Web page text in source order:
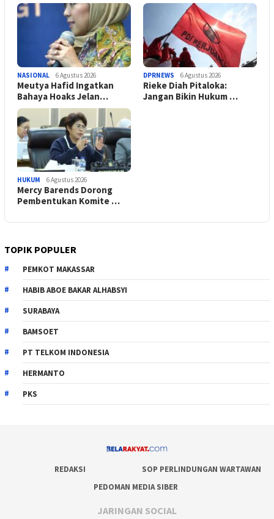
NASIONAL 6 Agustus 2026
Meutya Hafid Ingatkan
Bahaya Hoaks Jelan…
DPRNEWS 6 Agustus 2026
Rieke Diah Pitaloka:
Jangan Bikin Hukum …
HUKUM 6 Agustus 2026
Mercy Barends Dorong
Pembentukan Komite …
TOPIK POPULER
PEMKOT MAKASSAR
HABIB ABOE BAKAR ALHABSYI
SURABAYA
BAMSOET
PT TELKOM INDONESIA
HERMANTO
PKS
REDAKSI
SOP PERLINDUNGAN WARTAWAN
PEDOMAN MEDIA SIBER
JARINGAN SOCIAL